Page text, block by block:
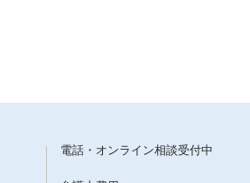
電話・オンライン相談受付中